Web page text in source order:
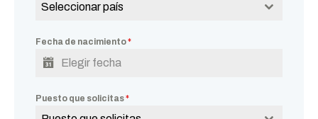
Seleccionar país
Fecha de nacimiento*
Puesto que solicitas*